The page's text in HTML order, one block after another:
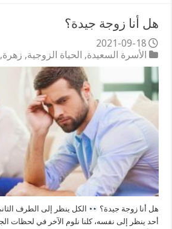
هل أنا زوجة جيدة؟
2021-09-18
الأسرة السعيدة, الحياة الزوجية, زهرة,
هل أنا زوجة جيدة؟
الكل ينظر إلى الطرف
أحد ينظر إلى نفسه، كلنا نلوم الآخر في لحظات